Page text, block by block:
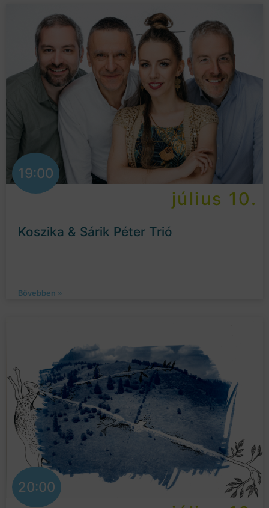
19:00
július 10.
Koszika & Sárik Péter Trió
Bővebben »
20:00